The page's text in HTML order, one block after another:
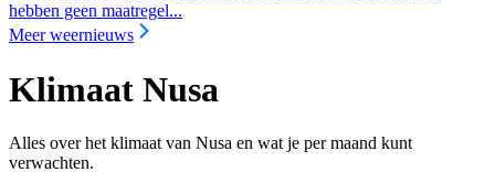
hebben geen maatregel...
Meer weernieuws
Klimaat Nusa
Alles over het klimaat van Nusa en wat je per maand kunt
verwachten.